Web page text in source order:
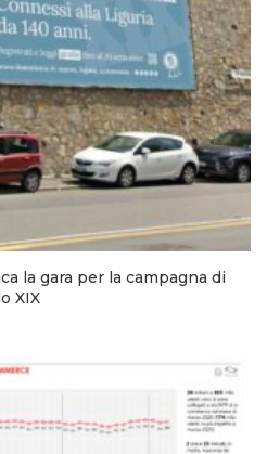
la gara per la campagna di
XIX